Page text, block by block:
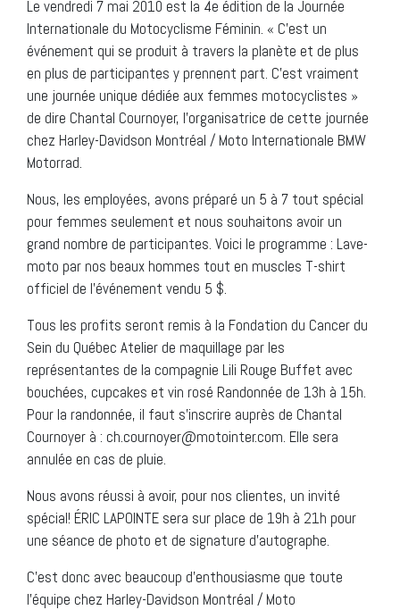
Le vendredi 7 mai 2010 est la 4e édition de la Journée
Internationale du Motocyclisme Féminin. « C’est un
événement qui se produit à travers la planète et de plus
en plus de participantes y prennent part. C’est vraiment
une journée unique dédiée aux femmes motocyclistes »
de dire Chantal Cournoyer, l’organisatrice de cette journée
chez Harley-Davidson Montréal / Moto Internationale BMW
Motorrad.
Nous, les employées, avons préparé un 5 à 7 tout spécial
pour femmes seulement et nous souhaitons avoir un
grand nombre de participantes. Voici le programme : Lave-
moto par nos beaux hommes tout en muscles T-shirt
officiel de l’événement vendu 5 $.
Tous les profits seront remis à la Fondation du Cancer du
Sein du Québec Atelier de maquillage par les
représentantes de la compagnie Lili Rouge Buffet avec
bouchées, cupcakes et vin rosé Randonnée de 13h à 15h.
Pour la randonnée, il faut s’inscrire auprès de Chantal
Cournoyer à : ch.cournoyer@motointer.com. Elle sera
annulée en cas de pluie.
Nous avons réussi à avoir, pour nos clientes, un invité
spécial! ÉRIC LAPOINTE sera sur place de 19h à 21h pour
une séance de photo et de signature d’autographe.
C’est donc avec beaucoup d’enthousiasme que toute
l’équipe chez Harley-Davidson Montréal / Moto